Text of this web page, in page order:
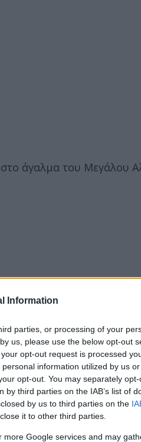
Information
parties, or processing of your
us, please use the below opt-out
opt-out request is processed
information utilized by us
opt-out. You may separately
third parties on the IAB’s list of
by us to third parties on the
it to other third parties.
Google services and may
άγαλμα του Μεγάλου
η εκκίνηση για τα